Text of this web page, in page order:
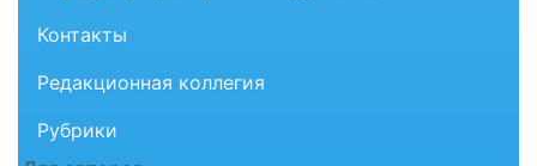
Контакты
Редакционная коллегия
Рубрики